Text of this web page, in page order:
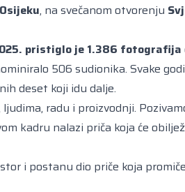
, na svečanom otvorenju
pristiglo je 1.386 fotografija
506 sudionika. Svake
deset koji idu dalje.
radu i proizvodnji.
kadru nalazi priča koja će
i postanu dio priče koja